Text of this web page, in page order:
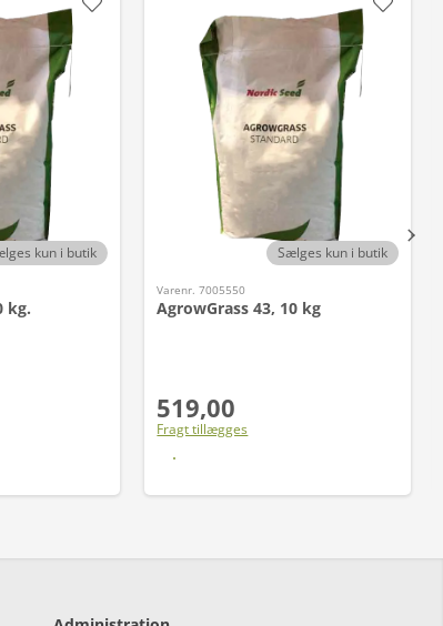
kun i butik
kg.
Sælges kun i butik
Varenr. 7005550
AgrowGrass 43, 10 kg
519,00
Fragt tillægges